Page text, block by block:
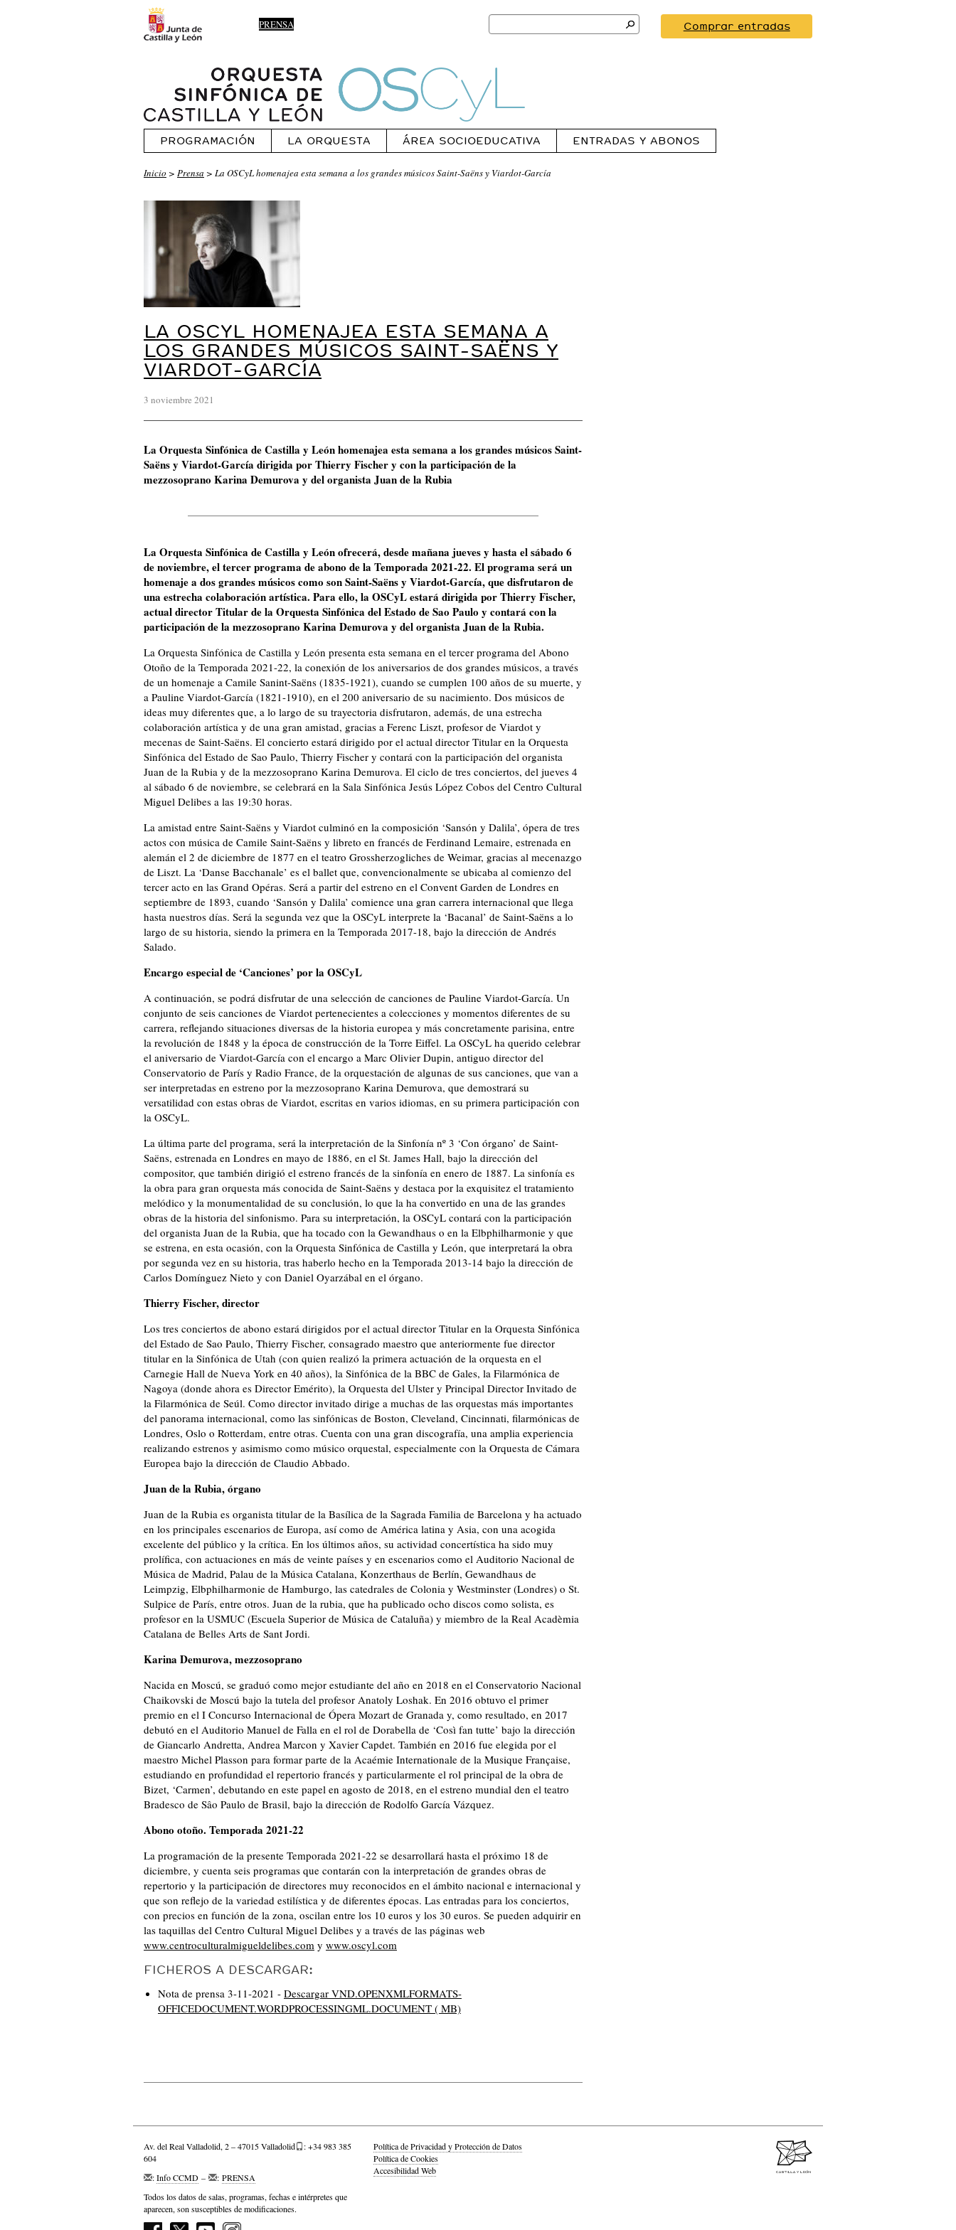
PRENSA
Search
for:
Comprar entradas
PROGRAMACIÓN LA ORQUESTA ÁREA SOCIOEDUCATIVA ENTRADAS Y ABONOS
Inicio > Prensa > La OSCyL homenajea esta semana a los grandes músicos Saint-Saëns y Viardot-García
LA OSCYL HOMENAJEA ESTA SEMANA A
LOS GRANDES MÚSICOS SAINT-SAËNS Y
VIARDOT-GARCÍA
3 noviembre 2021
La Orquesta Sinfónica de Castilla y León homenajea esta semana a los grandes músicos Saint-
Saëns y Viardot-García dirigida por Thierry Fischer y con la participación de la
mezzosoprano Karina Demurova y del organista Juan de la Rubia
La Orquesta Sinfónica de Castilla y León ofrecerá, desde mañana jueves y hasta el sábado 6
de noviembre, el tercer programa de abono de la Temporada 2021-22. El programa será un
homenaje a dos grandes músicos como son Saint-Saëns y Viardot-García, que disfrutaron de
una estrecha colaboración artística. Para ello, la OSCyL estará dirigida por Thierry Fischer,
actual director Titular de la Orquesta Sinfónica del Estado de Sao Paulo y contará con la
participación de la mezzosoprano Karina Demurova y del organista Juan de la Rubia.
La Orquesta Sinfónica de Castilla y León presenta esta semana en el tercer programa del Abono
Otoño de la Temporada 2021-22, la conexión de los aniversarios de dos grandes músicos, a través
de un homenaje a Camile Sanint-Saëns (1835-1921), cuando se cumplen 100 años de su muerte, y
a Pauline Viardot-García (1821-1910), en el 200 aniversario de su nacimiento. Dos músicos de
ideas muy diferentes que, a lo largo de su trayectoria disfrutaron, además, de una estrecha
colaboración artística y de una gran amistad, gracias a Ferenc Liszt, profesor de Viardot y
mecenas de Saint-Saëns. El concierto estará dirigido por el actual director Titular en la Orquesta
Sinfónica del Estado de Sao Paulo, Thierry Fischer y contará con la participación del organista
Juan de la Rubia y de la mezzosoprano Karina Demurova. El ciclo de tres conciertos, del jueves 4
al sábado 6 de noviembre, se celebrará en la Sala Sinfónica Jesús López Cobos del Centro Cultural
Miguel Delibes a las 19:30 horas.
La amistad entre Saint-Saëns y Viardot culminó en la composición ‘Sansón y Dalila’, ópera de tres
actos con música de Camile Saint-Saëns y libreto en francés de Ferdinand Lemaire, estrenada en
alemán el 2 de diciembre de 1877 en el teatro Grossherzogliches de Weimar, gracias al mecenazgo
de Liszt. La ‘Danse Bacchanale’ es el ballet que, convencionalmente se ubicaba al comienzo del
tercer acto en las Grand Opéras. Será a partir del estreno en el Convent Garden de Londres en
septiembre de 1893, cuando ‘Sansón y Dalila’ comience una gran carrera internacional que llega
hasta nuestros días. Será la segunda vez que la OSCyL interprete la ‘Bacanal’ de Saint-Saëns a lo
largo de su historia, siendo la primera en la Temporada 2017-18, bajo la dirección de Andrés
Salado.
Encargo especial de ‘Canciones’ por la OSCyL
A continuación, se podrá disfrutar de una selección de canciones de Pauline Viardot-García. Un
conjunto de seis canciones de Viardot pertenecientes a colecciones y momentos diferentes de su
carrera, reflejando situaciones diversas de la historia europea y más concretamente parisina, entre
la revolución de 1848 y la época de construcción de la Torre Eiffel. La OSCyL ha querido celebrar
el aniversario de Viardot-García con el encargo a Marc Olivier Dupin, antiguo director del
Conservatorio de París y Radio France, de la orquestación de algunas de sus canciones, que van a
ser interpretadas en estreno por la mezzosoprano Karina Demurova, que demostrará su
versatilidad con estas obras de Viardot, escritas en varios idiomas, en su primera participación con
la OSCyL.
La última parte del programa, será la interpretación de la Sinfonía nº 3 ‘Con órgano’ de Saint-
Saëns, estrenada en Londres en mayo de 1886, en el St. James Hall, bajo la dirección del
compositor, que también dirigió el estreno francés de la sinfonía en enero de 1887. La sinfonía es
la obra para gran orquesta más conocida de Saint-Saëns y destaca por la exquisitez el tratamiento
melódico y la monumentalidad de su conclusión, lo que la ha convertido en una de las grandes
obras de la historia del sinfonismo. Para su interpretación, la OSCyL contará con la participación
del organista Juan de la Rubia, que ha tocado con la Gewandhaus o en la Elbphilharmonie y que
se estrena, en esta ocasión, con la Orquesta Sinfónica de Castilla y León, que interpretará la obra
por segunda vez en su historia, tras haberlo hecho en la Temporada 2013-14 bajo la dirección de
Carlos Domínguez Nieto y con Daniel Oyarzábal en el órgano.
Thierry Fischer, director
Los tres conciertos de abono estará dirigidos por el actual director Titular en la Orquesta Sinfónica
del Estado de Sao Paulo, Thierry Fischer, consagrado maestro que anteriormente fue director
titular en la Sinfónica de Utah (con quien realizó la primera actuación de la orquesta en el
Carnegie Hall de Nueva York en 40 años), la Sinfónica de la BBC de Gales, la Filarmónica de
Nagoya (donde ahora es Director Emérito), la Orquesta del Ulster y Principal Director Invitado de
la Filarmónica de Seúl. Como director invitado dirige a muchas de las orquestas más importantes
del panorama internacional, como las sinfónicas de Boston, Cleveland, Cincinnati, filarmónicas de
Londres, Oslo o Rotterdam, entre otras. Cuenta con una gran discografía, una amplia experiencia
realizando estrenos y asimismo como músico orquestal, especialmente con la Orquesta de Cámara
Europea bajo la dirección de Claudio Abbado.
Juan de la Rubia, órgano
Juan de la Rubia es organista titular de la Basílica de la Sagrada Familia de Barcelona y ha actuado
en los principales escenarios de Europa, así como de América latina y Asia, con una acogida
excelente del público y la crítica. En los últimos años, su actividad concertística ha sido muy
prolífica, con actuaciones en más de veinte países y en escenarios como el Auditorio Nacional de
Música de Madrid, Palau de la Música Catalana, Konzerthaus de Berlín, Gewandhaus de
Leimpzig, Elbphilharmonie de Hamburgo, las catedrales de Colonia y Westminster (Londres) o St.
Sulpice de París, entre otros. Juan de la rubia, que ha publicado ocho discos como solista, es
profesor en la USMUC (Escuela Superior de Música de Cataluña) y miembro de la Real Acadèmia
Catalana de Belles Arts de Sant Jordi.
Karina Demurova, mezzosoprano
Nacida en Moscú, se graduó como mejor estudiante del año en 2018 en el Conservatorio Nacional
Chaikovski de Moscú bajo la tutela del profesor Anatoly Loshak. En 2016 obtuvo el primer
premio en el I Concurso Internacional de Ópera Mozart de Granada y, como resultado, en 2017
debutó en el Auditorio Manuel de Falla en el rol de Dorabella de ‘Così fan tutte’ bajo la dirección
de Giancarlo Andretta, Andrea Marcon y Xavier Capdet. También en 2016 fue elegida por el
maestro Michel Plasson para formar parte de la Acaémie Internationale de la Musique Française,
estudiando en profundidad el repertorio francés y particularmente el rol principal de la obra de
Bizet, ‘Carmen’, debutando en este papel en agosto de 2018, en el estreno mundial den el teatro
Bradesco de Sâo Paulo de Brasil, bajo la dirección de Rodolfo García Vázquez.
Abono otoño. Temporada 2021-22
La programación de la presente Temporada 2021-22 se desarrollará hasta el próximo 18 de
diciembre, y cuenta seis programas que contarán con la interpretación de grandes obras de
repertorio y la participación de directores muy reconocidos en el ámbito nacional e internacional y
que son reflejo de la variedad estilística y de diferentes épocas. Las entradas para los conciertos,
con precios en función de la zona, oscilan entre los 10 euros y los 30 euros. Se pueden adquirir en
las taquillas del Centro Cultural Miguel Delibes y a través de las páginas web
www.centroculturalmigueldelibes.com y www.oscyl.com
FICHEROS A DESCARGAR:
Nota de prensa 3-11-2021 - Descargar VND.OPENXMLFORMATS-
OFFICEDOCUMENT.WORDPROCESSINGML.DOCUMENT ( MB)
Av. del Real Valladolid, 2 – 47015 Valladolid
: +34 983 385
604
:Info CCMD – : PRENSA
Todos los datos de salas, programas, fechas e intérpretes que
aparecen, son susceptibles de modificaciones.
Política de Privacidad y Protección de Datos
Política de Cookies
Accesibilidad Web